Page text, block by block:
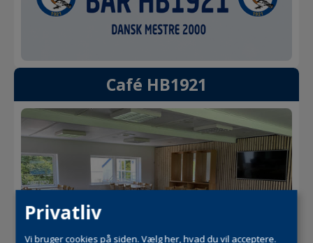
Café HB1921
Privatliv
Vi bruger cookies på siden. Vælg her, hvad du vil acceptere.